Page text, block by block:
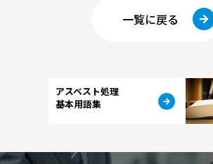
一覧に戻る
アスベスト処理
基本用語集